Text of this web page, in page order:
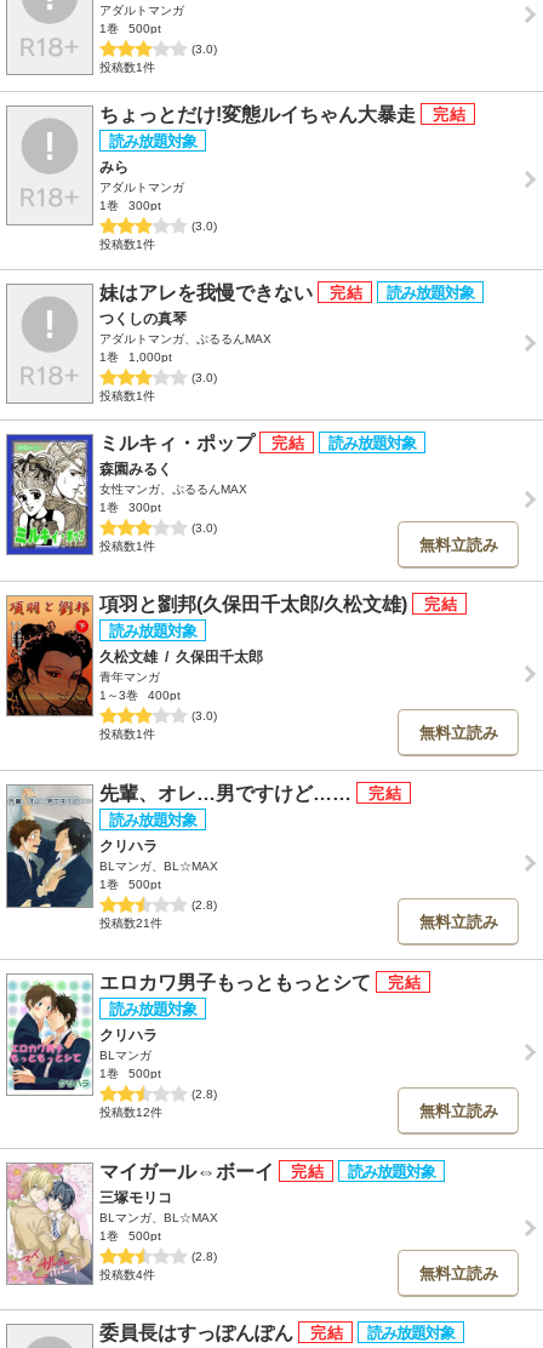
アダルトマンガ
1巻
500pt
(3.0)
投稿数1件
ちょっとだけ!変態ルイちゃん大暴走
みら
アダルトマンガ
1巻
300pt
(3.0)
投稿数1件
妹はアレを我慢できない
つくしの真琴
アダルトマンガ、ぷるるんMAX
1巻
1,000pt
(3.0)
投稿数1件
ミルキィ・ポップ
森園みるく
女性マンガ、ぷるるんMAX
1巻
300pt
(3.0)
投稿数1件
無料立読み
項羽と劉邦(久保田千太郎/久松文雄)
久松文雄 / 久保田千太郎
青年マンガ
1～3巻
400pt
(3.0)
投稿数1件
無料立読み
先輩、オレ…男ですけど……
クリハラ
BLマンガ、BL☆MAX
1巻
500pt
(2.8)
投稿数21件
無料立読み
エロカワ男子もっともっとシて
クリハラ
BLマンガ
1巻
500pt
(2.8)
投稿数12件
無料立読み
マイガール⇔ボーイ
三塚モリコ
BLマンガ、BL☆MAX
1巻
500pt
(2.8)
投稿数4件
無料立読み
委員長はすっぽんぽん